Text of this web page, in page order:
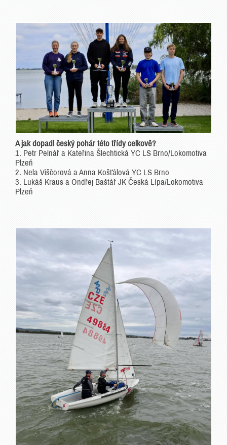
A jak dopadl český pohár této třídy celkově?
1. Petr Pelnář a Kateřina Šlechtická YC LS Brno/Lokomotiva
Plzeň
2. Nela Viščorová a Anna Košťálová YC LS Brno
3. Lukáš Kraus a Ondřej Baštář JK Česká Lípa/Lokomotiva
Plzeň